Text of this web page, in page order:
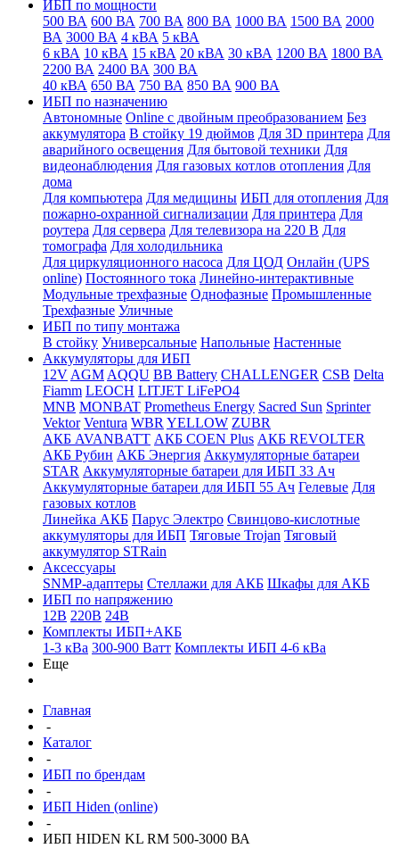
ИБП по мощности
500 ВА 600 ВА 700 ВА 800 ВА 1000 ВА 1500 ВА 2000
ВА 3000 ВА 4 кВА 5 кВА
6 кВА 10 кВА 15 кВА 20 кВА 30 кВА 1200 ВА 1800 ВА
2200 ВА 2400 ВА 300 ВА
40 кВА 650 ВА 750 ВА 850 ВА 900 ВА
ИБП по назначению
Автономные Online с двойным преобразованием Без
аккумулятора В стойку 19 дюймов Для 3D принтера Для
аварийного освещения Для бытовой техники Для
видеонаблюдения Для газовых котлов отопления Для
дома
Для компьютера Для медицины ИБП для отопления Для
пожарно-охранной сигнализации Для принтера Для
роутера Для сервера Для телевизора на 220 В Для
томографа Для холодильника
Для циркуляционного насоса Для ЦОД Онлайн (UPS
online) Постоянного тока Линейно-интерактивные
Модульные трехфазные Однофазные Промышленные
Трехфазные Уличные
ИБП по типу монтажа
В стойку Универсальные Напольные Настенные
Аккумуляторы для ИБП
12V AGM AQQU BB Battery CHALLENGER CSB Delta
Fiamm LEOCH LITJET LiFePO4
MNB MONBAT Prometheus Energy Sacred Sun Sprinter
Vektor Ventura WBR YELLOW ZUBR
АКБ AVANBATT АКБ COEN Plus АКБ REVOLTER
АКБ Рубин АКБ Энергия Аккумуляторные батареи
STAR Аккумуляторные батареи для ИБП 33 Ач
Аккумуляторные батареи для ИБП 55 Ач Гелевые Для
газовых котлов
Линейка АКБ Парус Электро Свинцово-кислотные
аккумуляторы для ИБП Тяговые Trojan Тяговый
аккумулятор STRain
Аксессуары
SNMP-адаптеры Стеллажи для АКБ Шкафы для АКБ
ИБП по напряжению
12В 220В 24В
Комплекты ИБП+АКБ
1-3 кВа 300-900 Ватт Комплекты ИБП 4-6 кВа
Еще
Главная
-
Каталог
-
ИБП по брендам
-
ИБП Hiden (online)
-
ИБП HIDEN KL RM 500-3000 ВА